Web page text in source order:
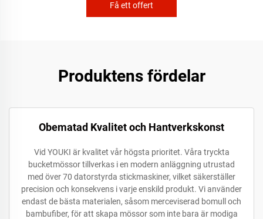
Få ett offert
Produktens fördelar
Obematad Kvalitet och Hantverkskonst
Vid YOUKI är kvalitet vår högsta prioritet. Våra tryckta
bucketmössor tillverkas i en modern anläggning utrustad
med över 70 datorstyrda stickmaskiner, vilket säkerställer
precision och konsekvens i varje enskild produkt. Vi använder
endast de bästa materialen, såsom merceviserad bomull och
bambufiber, för att skapa mössor som inte bara är modiga